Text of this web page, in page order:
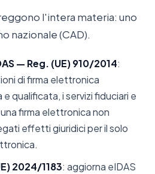
l'intera materia: uno
nazionale (CAD).
— Reg. (UE) 910/2014:
di firma elettronica
qualificata, i servizi fiduciari e
firma elettronica non
effetti giuridici per il solo
2024/1183: aggiorna eIDAS